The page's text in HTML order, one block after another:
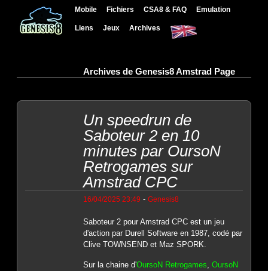
Mobile Fichiers CSA8 & FAQ Emulation
Liens Jeux Archives
Archives de Genesis8 Amstrad Page
Un speedrun de
Saboteur 2 en 10
minutes par OursoN
Retrogames sur
Amstrad CPC
16/04/2025 23:49 - Genesis8
Saboteur 2 pour Amstrad CPC est un jeu
d'action par Durell Software en 1987, codé par
Clive TOWNSEND et Maz SPORK.
Sur la chaine d'OursoN Retrogames, OursoN